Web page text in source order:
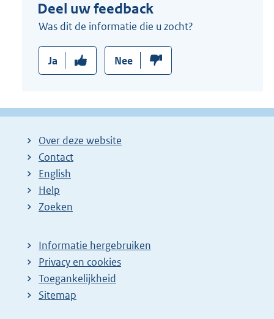
Deel uw feedback
Was dit de informatie die u zocht?
Ja Nee
Over deze website
Contact
English
Help
Zoeken
Informatie hergebruiken
Privacy en cookies
Toegankelijkheid
Sitemap